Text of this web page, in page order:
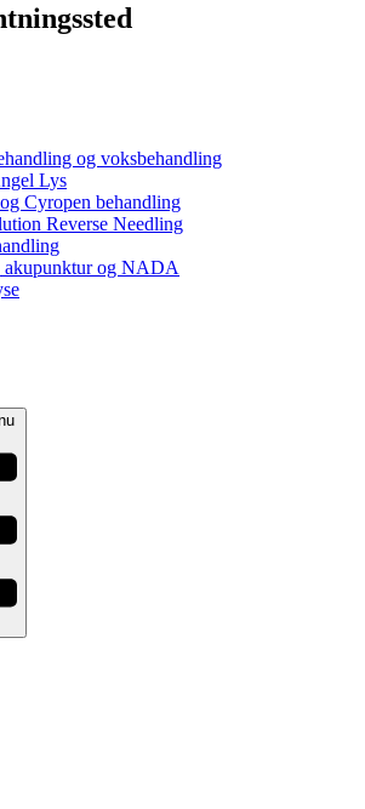
og voksbehandling
Lys
Cyropen behandling
Reverse Needling
akupunktur og NADA